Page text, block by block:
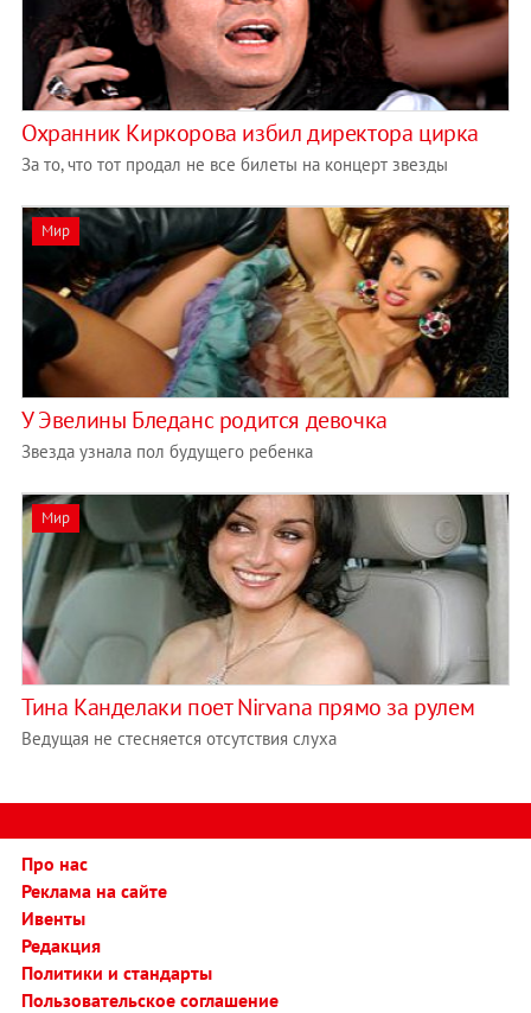
Охранник Киркорова избил директора цирка
За то, что тот продал не все билеты на концерт звезды
Мир
У Эвелины Бледанс родится девочка
Звезда узнала пол будущего ребенка
Мир
Тина Канделаки поет Nirvana прямо за рулем
Ведущая не стесняется отсутствия слуха
Про нас
Реклама на сайте
Ивенты
Редакция
Политики и стандарты
Пользовательское соглашение